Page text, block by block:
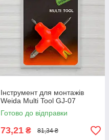
Інструмент для монтажів
Weida Multi Tool GJ-07
Готово до відправки
73,21 ₴ 81,34 ₴